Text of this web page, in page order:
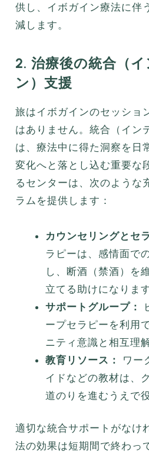
供し、イボガイン療法に伴
減します。
2. 治療後の統合（
ン）支援
旅はイボガインのセッショ
はありません。統合（イン
は、療法中に得た洞察を日
変化へと落とし込む重要な
るセンターは、次のような
ラムを提供します：
カウンセリングとセ
ラピーは、感情面で
し、断酒（禁酒）を
立てる助けになります
サポートグループ：
ープセラピーを利用
ニティ意識と相互理
教育リソース：
ワー
イドなどの教材は、
道のりを進むうえで
適切な統合サポートがなけ
法の効果は短期間で終わっ